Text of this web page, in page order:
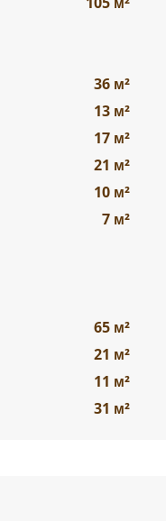
36 м²
13 м²
17 м²
21 м²
10 м²
7 м²
65 м²
21 м²
11 м²
31 м²